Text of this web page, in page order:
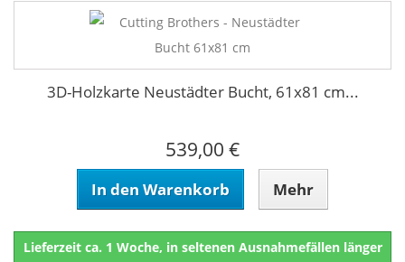
3D-Holzkarte Neustädter Bucht, 61x81 cm...
539,00 €
In den Warenkorb Mehr
Lieferzeit ca. 1 Woche, in seltenen Ausnahmefällen länger